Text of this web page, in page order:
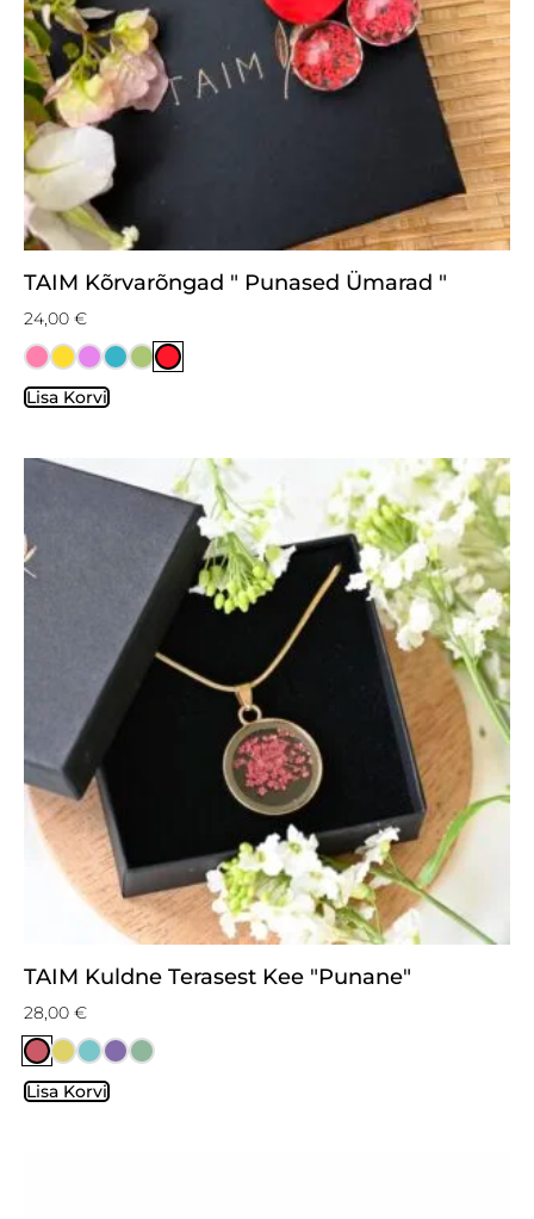
TAIM Kõrvarõngad " Punased Ümarad "
24,00 €
Lisa Korvi
TAIM Kuldne Terasest Kee "Punane"
28,00 €
Lisa Korvi